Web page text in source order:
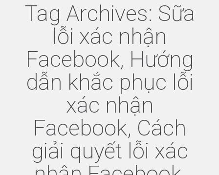
Tag Archives: Sữa
lỗi xác nhận
Facebook, Hướng
dẫn khắc phục lỗi
xác nhận
Facebook, Cách
giải quyết lỗi xác